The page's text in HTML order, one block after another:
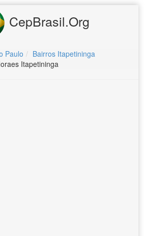
CepBrasil.Org
Paulo
Bairros Itapetininga
Itapetininga